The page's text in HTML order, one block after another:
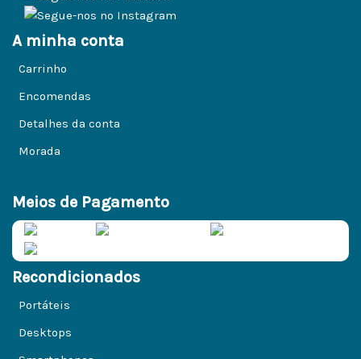
A minha conta
Carrinho
Encomendas
Detalhes da conta
Morada
Meios de Pagamento
Recondicionados
Portáteis
Desktops